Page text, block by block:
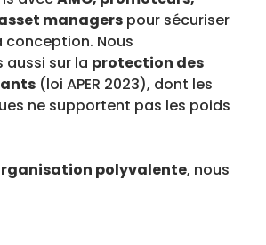
managers pour sécuriser
conception. Nous
sur la protection des
(loi APER 2023), dont les
ne supportent pas les poids
polyvalente, nous